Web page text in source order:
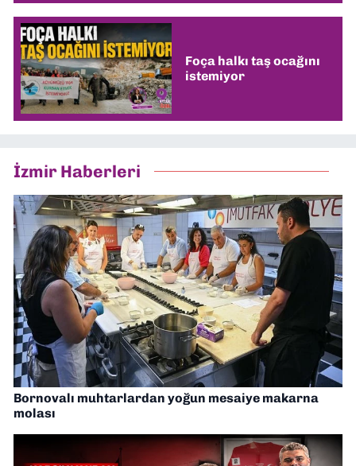
Foça halkı taş ocağını
istemiyor
İzmir Haberleri
Bornovalı muhtarlardan yoğun mesaiye makarna
molası